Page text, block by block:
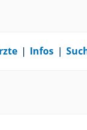
❘ Infos❘